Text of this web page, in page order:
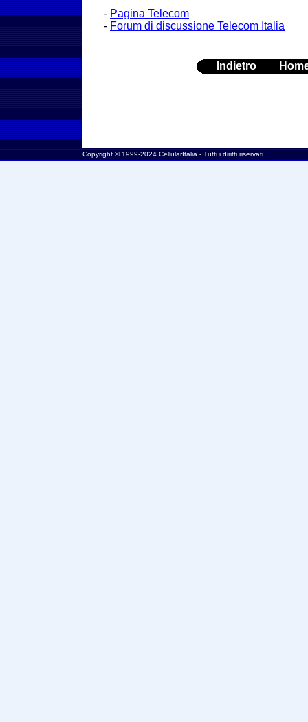
- Pagina Telecom
- Forum di discussione Telecom Italia
Indietro
Copyright © 1999-2024 CellularItalia - Tutti i diritti riservati